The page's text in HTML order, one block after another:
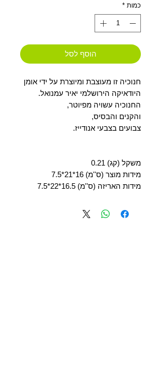
כמות *
הוסף לסל
חנוכיה זו מעוצבת ומיוצרת על ידי אומן
היודאיקה הירושלמי יאיר עמנואל.
החנוכיה עשויה מפיוטר,
והקנים והבסיס,
צבועים בצבעי אנודייז.
משקל (קג) 0.21
מידות מוצר (ס''מ) 16*21*7.5
מידות האריזה (ס''מ) 16.5*22*7.5